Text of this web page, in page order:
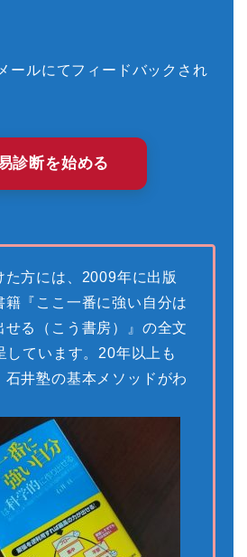
ールにてフィードバックされ
診断を始める
た方には、2009年に出版
籍『ここ一番に強い自分は
せる（こう書房）』の全文
しています。20年以上も
石井塾の基本メソッドがわ